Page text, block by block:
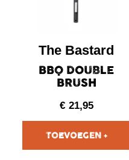
The Bastard
BBQ DOUBLE
BRUSH
€ 21,95